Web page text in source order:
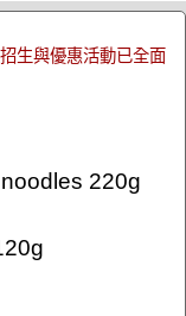
生與優惠活動已全面
220g